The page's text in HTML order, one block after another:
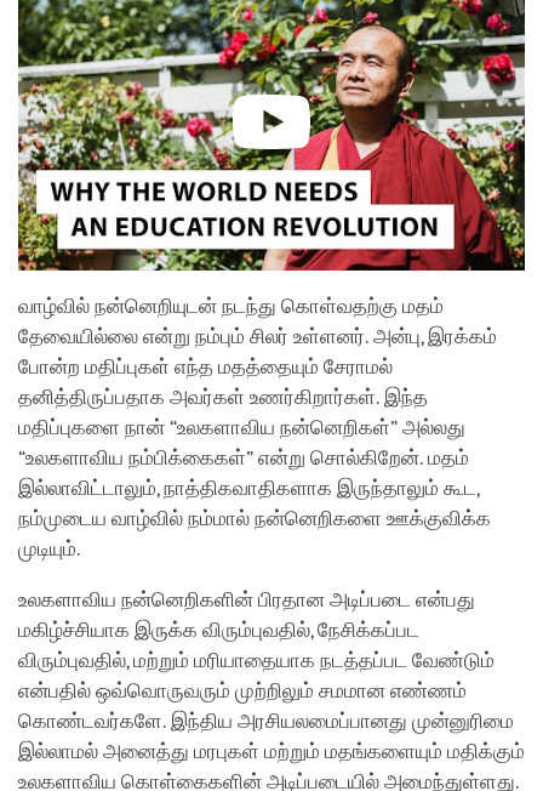
வாழ்வில் நன்னெறியுடன் நடந்து கொள்வதற்கு மதம்
தேவையில்லை என்று நம்பும் சிலர் உள்ளனர். அன்பு, இரக்கம்
போன்ற மதிப்புகள் எந்த மதத்தையும் சேராமல்
தனித்திருப்பதாக அவர்கள் உணர்கிறார்கள். இந்த
மதிப்புகளை நான் “உலகளாவிய நன்னெறிகள்” அல்லது
“உலகளாவிய நம்பிக்கைகள்” என்று சொல்கிறேன். மதம்
இல்லாவிட்டாலும், நாத்திகவாதிகளாக இருந்தாலும் கூட,
நம்முடைய வாழ்வில் நம்மால் நன்னெறிகளை ஊக்குவிக்க
முடியும்.
உலகளாவிய நன்னெறிகளின் பிரதான அடிப்படை என்பது
மகிழ்ச்சியாக இருக்க விரும்புவதில், நேசிக்கப்பட
விரும்புவதில், மற்றும் மரியாதையாக நடத்தப்பட வேண்டும்
என்பதில் ஒவ்வொருவரும் முற்றிலும் சமமான எண்ணம்
கொண்டவர்களே. இந்திய அரசியலமைப்பானது முன்னுரிமை
இல்லாமல் அனைத்து மரபுகள் மற்றும் மதங்களையும் மதிக்கும்
உலகளாவிய கொள்கைகளின் அடிப்படையில் அமைந்துள்ளது.